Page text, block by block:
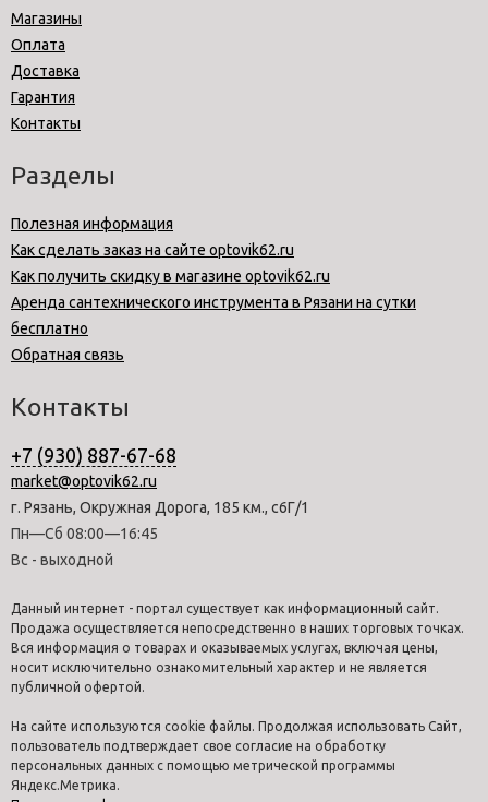
Магазины
Оплата
Доставка
Гарантия
Контакты
Разделы
Полезная информация
Как сделать заказ на сайте optovik62.ru
Как получить скидку в магазине optovik62.ru
Аренда сантехнического инструмента в Рязани на сутки
бесплатно
Обратная связь
Контакты
+7 (930) 887-67-68
market@optovik62.ru
г. Рязань, Окружная Дорога, 185 км., с6Г/1
Пн—Сб 08:00—16:45
Вс - выходной
Данный интернет - портал существует как информационный сайт.
Продажа осуществляется непосредственно в наших торговых точках.
Вся информация о товарах и оказываемых услугах, включая цены,
носит исключительно ознакомительный характер и не является
публичной офертой.
На сайте используются cookie файлы. Продолжая использовать Сайт,
пользователь подтверждает свое согласие на обработку
персональных данных с помощью метрической программы
Яндекс.Метрика.